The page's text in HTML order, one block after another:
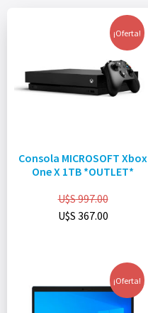
¡Oferta!
Consola MICROSOFT Xbox
One X 1TB *OUTLET*
U$S997.00
U$S 367.00
¡Oferta!